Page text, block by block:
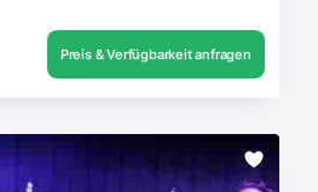
Preis & Verfügbarkeit anfragen